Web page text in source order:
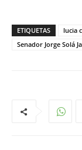
ETIQUETAS lucia
Senador Jorge Solá